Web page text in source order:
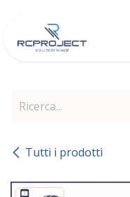
Tutti i prodotti